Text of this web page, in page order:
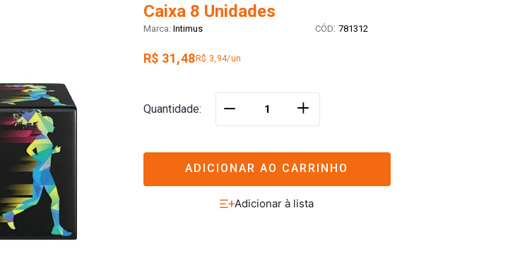
Caixa 8 Unidades
Intimus : 781312
R$ 31,48R$ 3,94/un
Quantidade ＋
ADICIONAR AO CARRINHO